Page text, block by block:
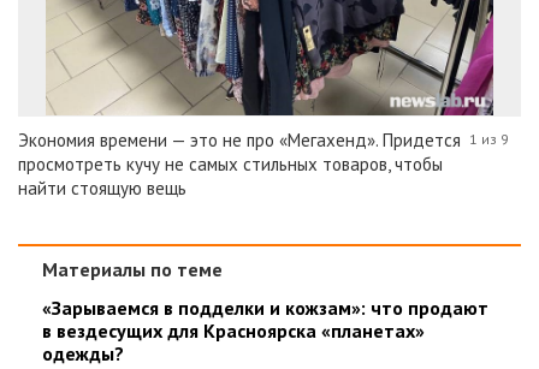
Экономия времени — это не про «Мегахенд». Придется
просмотреть кучу не самых стильных товаров, чтобы
найти стоящую вещь
1 из 9
Материалы по теме
«Зарываемся в подделки и кожзам»: что продают
в вездесущих для Красноярска «планетах»
одежды?